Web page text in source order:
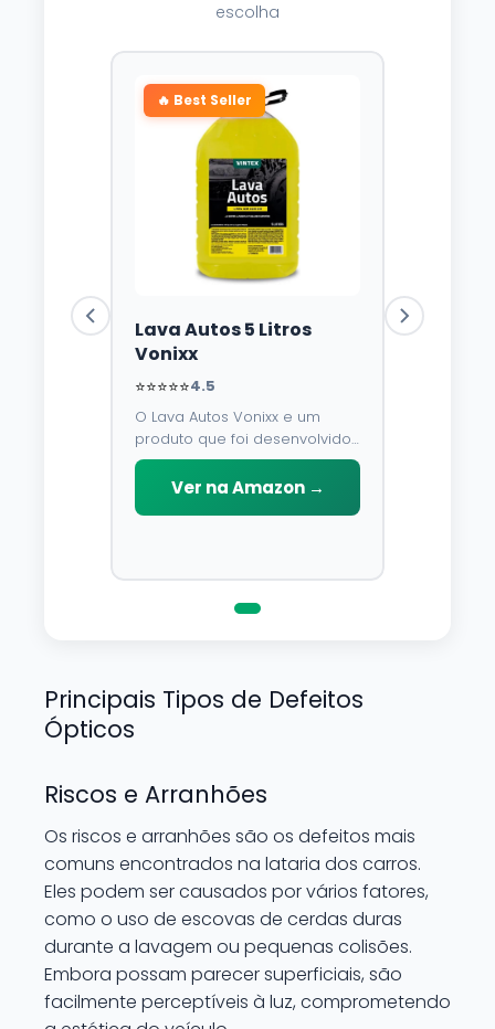
escolha
🔥 Best Seller
Lava Autos 5 Litros
Vonixx
⭐⭐⭐⭐⭐4.5
O Lava Autos Vonixx e um
produto que foi desenvolvido
para limpar, proteger e
conservar a lataria do veiculo.
Por possuir pH neutro, pode
Ver na Amazon →
Principais Tipos de Defeitos
Ópticos
Riscos e Arranhões
Os riscos e arranhões são os defeitos mais
comuns encontrados na lataria dos carros.
Eles podem ser causados por vários fatores,
como o uso de escovas de cerdas duras
durante a lavagem ou pequenas colisões.
Embora possam parecer superficiais, são
facilmente perceptíveis à luz, comprometendo